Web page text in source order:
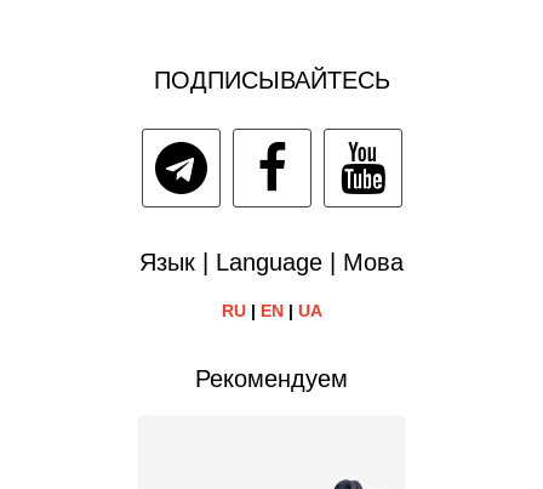
ПОДПИСЫВАЙТЕСЬ
Язык | Language | Мова
RU| EN| UA
Рекомендуем